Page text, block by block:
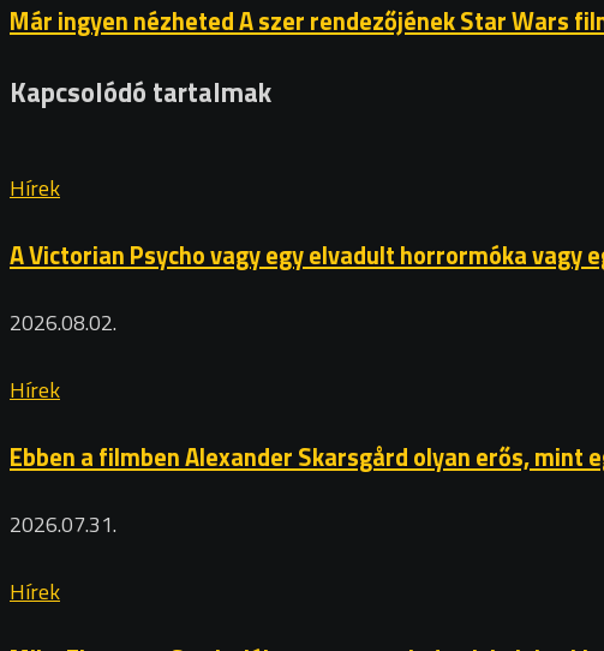
Már ingyen nézheted A szer rendezőjének Star Wars
Kapcsolódó tartalmak
Hírek
A Victorian Psycho vagy egy elvadult horrormóka vagy
2026.08.02.
Hírek
Ebben a filmben Alexander Skarsgård olyan erős, mint
2026.07.31.
Hírek